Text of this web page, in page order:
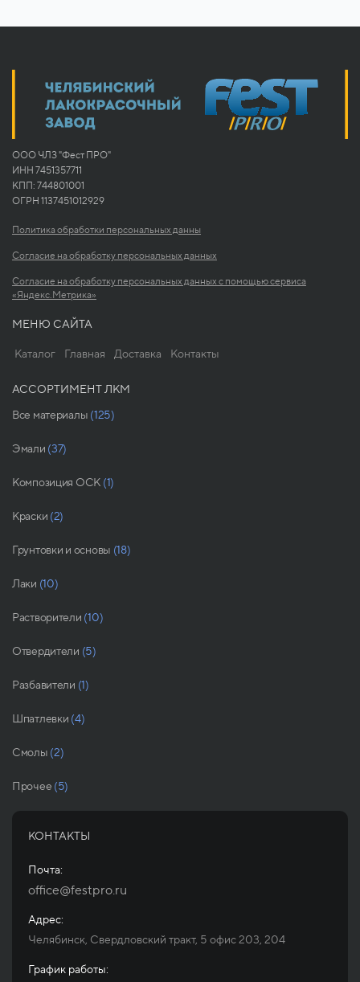
ООО ЧЛЗ "Фест ПРО"
ИНН 7451357711
КПП: 744801001
ОГРН 1137451012929
Политика обработки персональных данны
Согласие на обработку персональных данных
Согласие на обработку персональных данных с помощью сервиса
«Яндекс.Метрика»
МЕНЮ САЙТА
Каталог Главная Доставка Контакты
АССОРТИМЕНТ ЛКМ
Все материалы (125)
Эмали (37)
Композиция ОСК (1)
Краски (2)
Грунтовки и основы (18)
Лаки (10)
Растворители (10)
Отвердители (5)
Разбавители (1)
Шпатлевки (4)
Смолы (2)
Прочее (5)
КОНТАКТЫ
Почта:
office@festpro.ru
Адрес:
Челябинск, Свердловский тракт, 5 офис 203, 204
График работы: